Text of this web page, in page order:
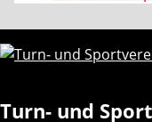
Turn- und